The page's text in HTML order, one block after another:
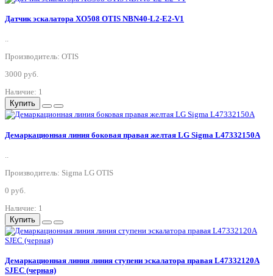
Датчик эскалатора XO508 OTIS NBN40-L2-E2-V1
..
Производитель: OTIS
3000 руб.
Наличие: 1
Купить
Демаркационная линия боковая правая желтая LG Sigma L47332150A
..
Производитель: Sigma LG OTIS
0 руб.
Наличие: 1
Купить
Демаркационная линия линия ступени эскалатора правая L47332120A
SJEC (черная)